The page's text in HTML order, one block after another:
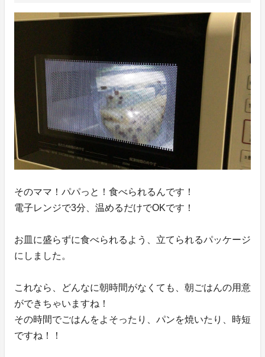
そのママ！パパっと！食べられるんです！
電子レンジで3分、温めるだけでOKです！
お皿に盛らずに食べられるよう、立てられるパッケージ
にしました。
これなら、どんなに朝時間がなくても、朝ごはんの用意
ができちゃいますね！
その時間でごはんをよそったり、パンを焼いたり、時短
ですね！！